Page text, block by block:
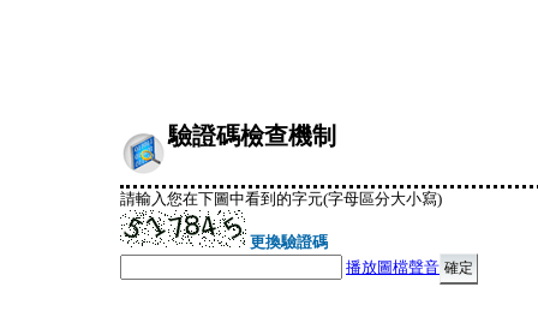
驗證碼檢查機制
請輸入您在下圖中看到的字元(字母區分大小寫)
更換驗證碼
播放圖檔聲音